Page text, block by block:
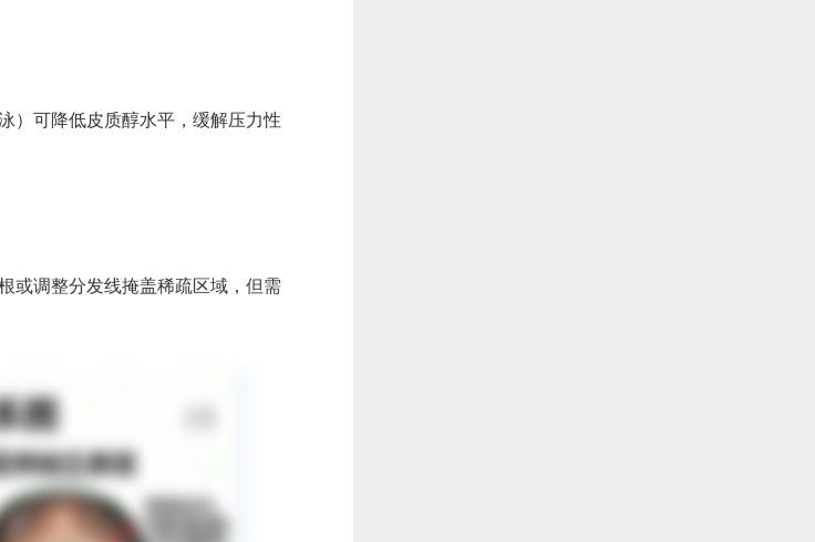
）可降低皮质醇水平，缓解压力性
或调整分发线掩盖稀疏区域，但需